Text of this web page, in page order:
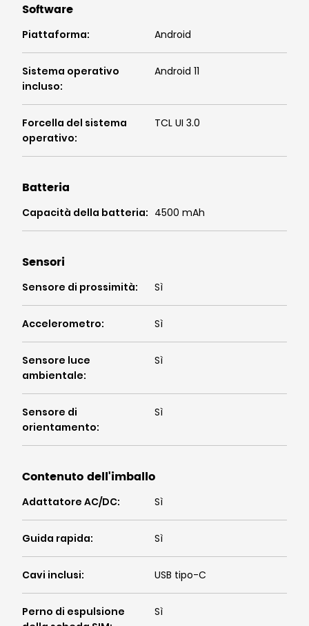
Software
Piattaforma: Android
Sistema operativo
incluso:
Android 11
Forcella del sistema
operativo:
TCL UI 3.0
Batteria
Capacità della batteria: 4500 mAh
Sensori
Sensore di prossimità: Sì
Accelerometro: Sì
Sensore luce
ambientale:
Sì
Sensore di
orientamento:
Sì
Contenuto dell'imballo
Adattatore AC/DC: Sì
Guida rapida: Sì
Cavi inclusi: USB tipo-C
Perno di espulsione
Sì